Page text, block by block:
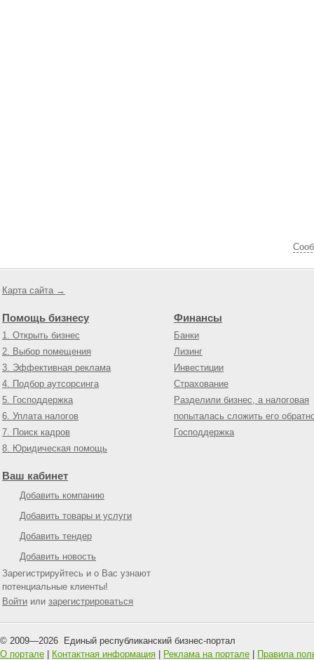
Карта сайта →
Помощь бизнесу
1. Открыть бизнес
2. Выбор помещения
3. Эффективная реклама
4. Подбор аутсорсинга
5. Господдержка
6. Уплата налогов
7. Поиск кадров
8. Юридическая помощь
Финансы
Банки
Лизинг
Инвестиции
Страхование
Разделили бизнес, а налоговая
попыталась сложить его
Господдержка
Ваш кабинет
Добавить компанию
Добавить товары и услуги
Добавить тендер
Добавить новость
Зарегистрируйтесь и о Вас узнают
потенциальные клиенты!
Войти или зарегистрироваться
© 2009—2026 Единый республиканский бизнес-портал
О портале
Контактная информация Реклама на портале Правила